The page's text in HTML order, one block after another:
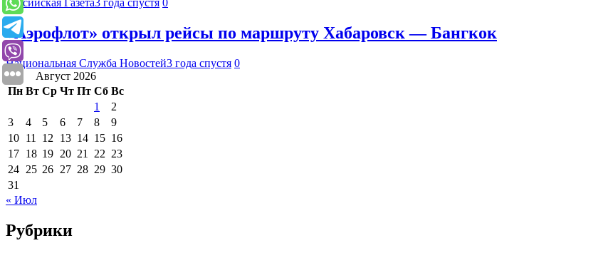
«Аэрофлот» открыл рейсы по маршруту Хабаровск — Бангкок
Национальная Служба Новостей3 года спустя 0
Август 2026
Пн Вт Ср Чт Пт Сб Вс
1
2
3
4 5 6 7 8
9
10 11 12 13 14 15 16
17 18 19 20 21 22 23
24 25 26 27 28 29 30
31
« Июл
Рубрики